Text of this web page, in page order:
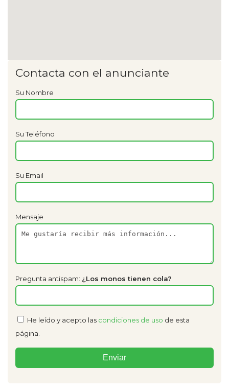
Contacta con el anunciante
Su Nombre
Su Teléfono
Su Email
Mensaje
Pregunta antispam: ¿Los monos tienen cola?
He leído y acepto las condiciones de uso de esta
página.